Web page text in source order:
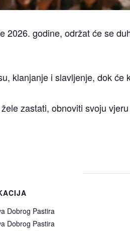
godine, održat će se
klanjanje i slavljenje, dok će
zastati, obnoviti svoju
Dobrog Pastira
Dobrog Pastira